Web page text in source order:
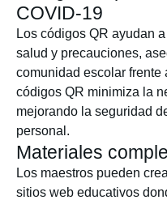
COVID-19
Los códigos QR ayudan
salud y precauciones,
comunidad escolar frente
códigos QR minimiza la
mejorando la seguridad
personal.
Materiales
Los maestros pueden
sitios web educativos